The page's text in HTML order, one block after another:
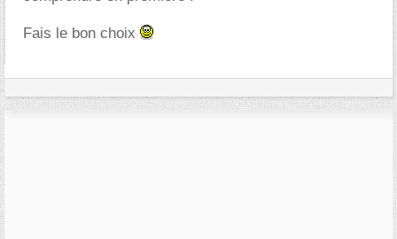
Fais le bon choix